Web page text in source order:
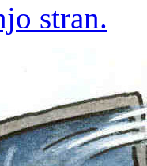
stran.